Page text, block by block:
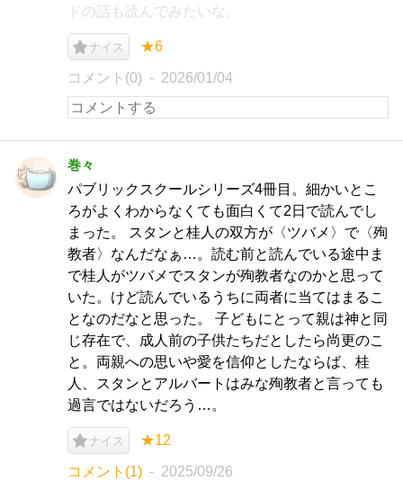
ドの話も読んでみたいな。
ナイス ★6
コメント(0) 2026/01/04
巻々
パブリックスクールシリーズ4冊目。細かいとこ
ろがよくわからなくても面白くて2日で読んでし
まった。 スタンと桂人の双方が〈ツバメ〉で〈殉
教者〉なんだなぁ…。読む前と読んでいる途中ま
で桂人がツバメでスタンが殉教者なのかと思って
いた。けど読んでいるうちに両者に当てはまるこ
となのだなと思った。 子どもにとって親は神と同
じ存在で、成人前の子供たちだとしたら尚更のこ
と。両親への思いや愛を信仰としたならば、桂
人、スタンとアルバートはみな殉教者と言っても
過言ではないだろう…。
ナイス ★12
コメント(1) 2025/09/26